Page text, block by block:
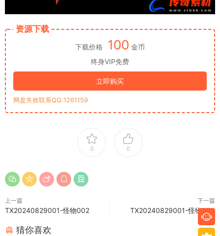
资源下载
下载价格 100 金币
终身VIP免费
立即购买
网盘失效联系QQ:1261159
0 0
上一篇
TX20240829001-怪物002
下一篇
TX20240829001-怪物004
猜你喜欢